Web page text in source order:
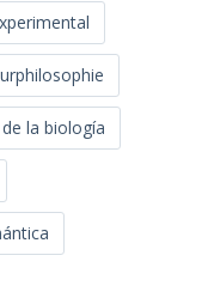
la biología